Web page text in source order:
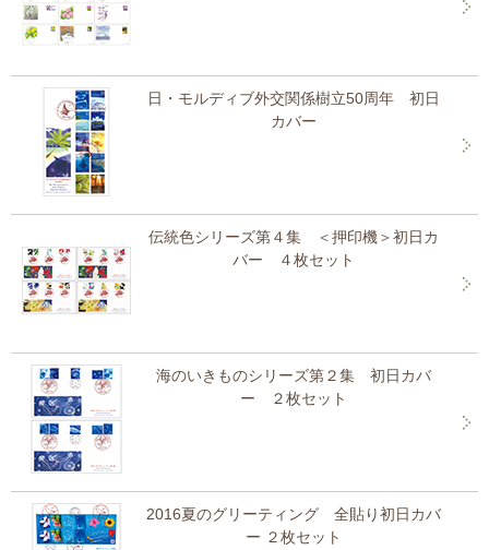
日・モルディブ外交関係樹立50周年 初日
カバー
伝統色シリーズ第４集 ＜押印機＞初日カ
バー ４枚セット
海のいきものシリーズ第２集 初日カバ
ー ２枚セット
2016夏のグリーティング 全貼り初日カバ
ー ２枚セット